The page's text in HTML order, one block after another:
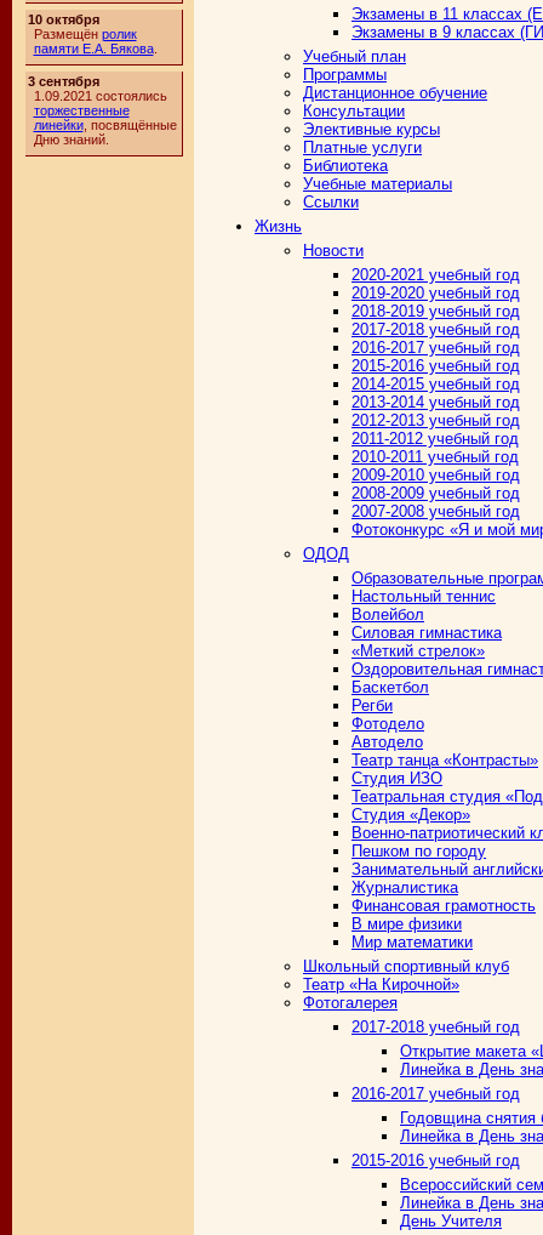
10 октября
Размещён ролик
памяти Е.А. Бякова.
3 сентября
1.09.2021 состоялись
торжественные
линейки, посвящённые
Дню знаний.
Экзамены в 11 классах
Экзамены в 9 классах
Учебный план
Программы
Дистанционное обучение
Консультации
Элективные курсы
Платные услуги
Библиотека
Учебные материалы
Ссылки
Жизнь
Новости
2020-2021 учебный год
2019-2020 учебный год
2018-2019 учебный год
2017-2018 учебный год
2016-2017 учебный год
2015-2016 учебный год
2014-2015 учебный год
2013-2014 учебный год
2012-2013 учебный год
2011-2012 учебный год
2010-2011 учебный год
2009-2010 учебный год
2008-2009 учебный год
2007-2008 учебный год
Фотоконкурс «Я и мой
ОДОД
Образовательные
Настольный теннис
Волейбол
Силовая гимнастика
«Меткий стрелок»
Оздоровительная
Баскетбол
Регби
Фотодело
Автодело
Театр танца «Контрасты»
Студия ИЗО
Театральная студия
Студия «Декор»
Военно-патриотический
Пешком по городу
Занимательный
Журналистика
Финансовая грамотность
В мире физики
Мир математики
Школьный спортивный клуб
Театр «На Кирочной»
Фотогалерея
2017-2018 учебный год
Открытие макета
Линейка в День
2016-2017 учебный год
Годовщина снятия
Линейка в День
2015-2016 учебный год
Всероссийский
Линейка в День
День Учителя